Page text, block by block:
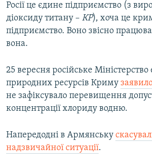
Росії це єдине підприємство (з
діоксиду титану – КР), хоча це
підприємство. Воно звісно
вона.
25 вересня російське Міністерство
природних ресурсів Криму заявило
не зафіксувало перевищення
концентрації хлориду водню.
Напередодні в Армянську
надзвичайної ситуації.